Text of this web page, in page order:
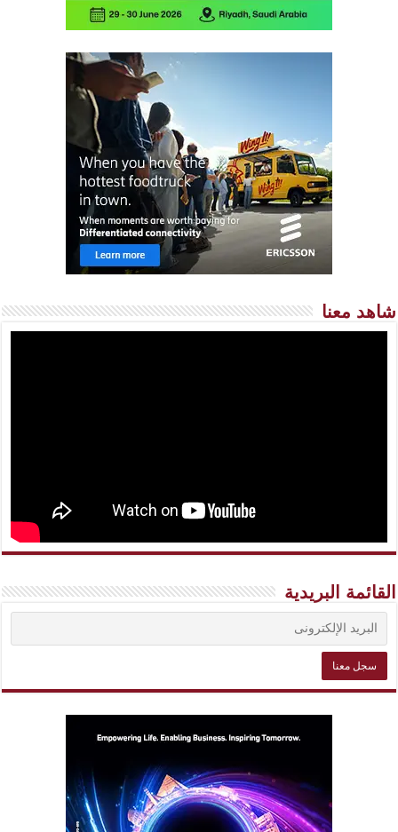
شاهد معنا
القائمة البريدية